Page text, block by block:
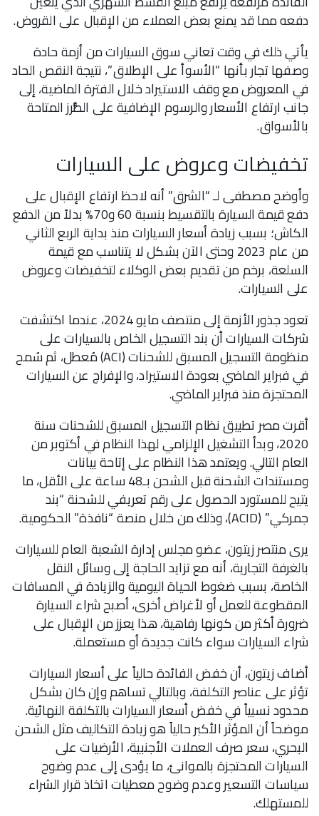
دفعه مما قد يمنع بعض العملاء من الإقبال على القروض.
يأتي ذلك في وقت تعاني سوق السيارات من أزمة حادة
وصفها تجار بأنها “الأسوأ على الإطلاق”، نتيجة النقص الحاد
في المعروض مع وقف الاستيراد خلال الفترة الماضية، إلى
جانب ارتفاع الأسعار والرسوم الإضافية على الطُّرز المتاحة
بالأسواق.
تخفيضات وعروض على السيارات
وأوضح مصطفى لـ “الشرق” أنه لاحظ ارتفاع الإقبال على
دفع قيمة السيارة بالتقسيط بنسبة 60 و70% بدلاً من الدفع
الكاش؛ بسبب زيادة أسعار السيارات منذ بداية الربع الثاني
من عام 2023 وحتى الآن بشكل لا يتناسب مع قيمة
السلعة، برخم من تقديم بعض الوكلاء لتخفيضات وعروض
على السيارات.
تعود جذور الأزمة إلى منتصف مايو 2024، عندما اكتشفت
شركات السيارات أن بند التسجيل الخاص بالسيارات على
منظومة التسجيل المسبق للشحنات (ACI) مُعطل، ثم سُمح
في فبراير الماضي بعودة الاستيراد، والإفراج عن السيارات
المحتجزة منذ فبراير الماضي.
أقرت مصر تطبيق نظام التسجيل المسبق للشحنات سنة
2020، وبدأ التشغيل الإلزامي لهذا النظام في أكتوبر من
العام التالي. ويعتمد هذا النظام على إتاحة بيانات
ومستندات الشحنة قبل الشحن بـ48 ساعة على الأقل، ما
يتيح للمستورد الحصول على رقم تعريفي للشحنة “بند
جمركي” (ACID)، وذلك من خلال منصة “نافذة” الحكومية.
يرى منتصر زيتون، عضو مجلس إدارة الشعبة العام للسيارات
بالغرفة التجارية، أنه مع تزايد الحاجة إلى وسائل النقل
الخاصة، بسبب ضغوط الحياة اليومية والزيادة في المسافات
المقطوعة للعمل أو لأغراض أخرى، أصبح شراء السيارة
ضرورة أكثر من كونها رفاهية، هذا يعزز من الإقبال على
شراء السيارات سواء كانت جديدة أو مستعملة.
أضاف زيتون، أن خفض الفائدة حالياً على أسعار السيارات
تؤثر على عناصر التكلفة، وبالتالي تساهم وإن كان بشكل
محدود نسبياً في خفض أسعار السيارات بالتكلفة النهائية.
موضحاً أن المؤثر الأكبر حالياً هو زيادة التكاليف مثل الشحن
البحري، سعر صرف العملات الأجنبية، الأرضيات على
السيارات المحتجزة بالموانئ، ما يؤدى إلى عدم وضوح
سياسات التسعير وعدم وضوح معطيات اتخاذ قرار الشراء
للمستهلك.